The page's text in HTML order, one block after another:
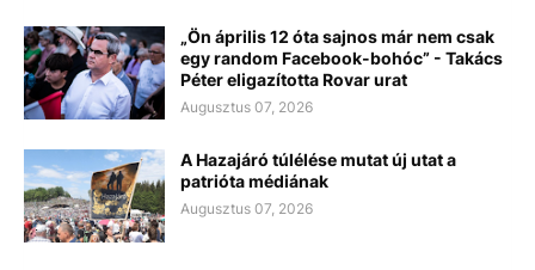
„Ön április 12 óta sajnos már nem csak
egy random Facebook-bohóc” - Takács
Péter eligazította Rovar urat
Augusztus 07, 2026
A Hazajáró túlélése mutat új utat a
patrióta médiának
Augusztus 07, 2026